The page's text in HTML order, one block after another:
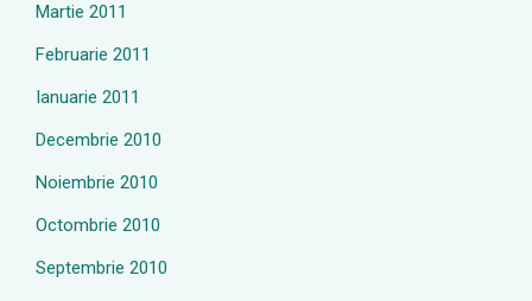
Martie 2011
Februarie 2011
Ianuarie 2011
Decembrie 2010
Noiembrie 2010
Octombrie 2010
Septembrie 2010